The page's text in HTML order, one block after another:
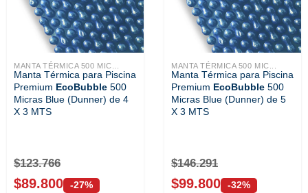
MANTA TÉRMICA 500 MIC...
Manta Térmica para Piscina
Premium EcoBubble 500
Micras Blue (Dunner) de 4
X 3 MTS
$123.766
$89.800 -27%
MANTA TÉRMICA 500 MIC...
Manta Térmica para Piscina
Premium EcoBubble 500
Micras Blue (Dunner) de 5
X 3 MTS
$146.291
$99.800 -32%